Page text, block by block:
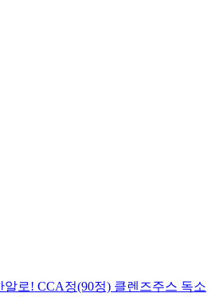
로! CCA정(90정) 클렌즈주스 독소